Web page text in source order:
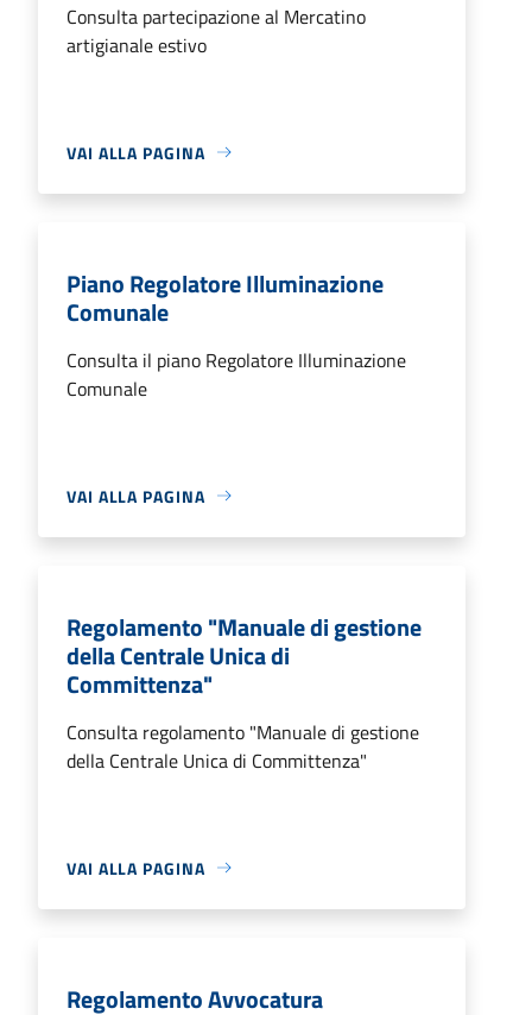
Consulta partecipazione al Mercatino
artigianale estivo
VAI ALLA PAGINA
Piano Regolatore Illuminazione
Comunale
Consulta il piano Regolatore Illuminazione
Comunale
VAI ALLA PAGINA
Regolamento "Manuale di gestione
della Centrale Unica di
Committenza"
Consulta regolamento "Manuale di gestione
della Centrale Unica di Committenza"
VAI ALLA PAGINA
Regolamento Avvocatura